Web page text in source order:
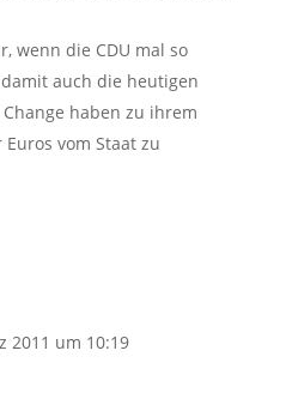
wenn die CDU mal so
auch die heutigen
haben zu ihrem
vom Staat zu
2011 um 10:19